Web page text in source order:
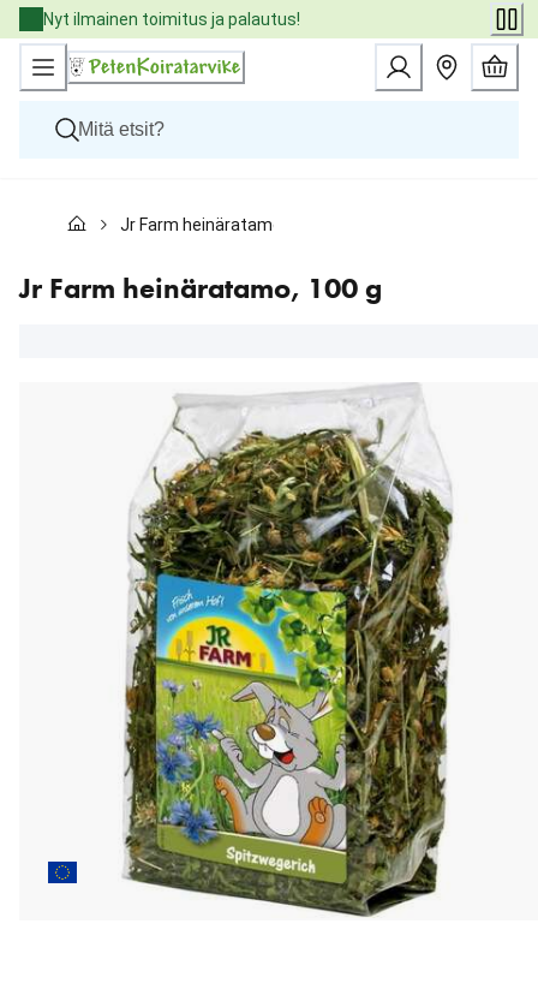
Skip
to
Content
Nyt ilmainen toimitus ja palautus!
Kissat
Eläinlääkäriruoat
Tuotemerkit
Jr Farm heinäratamo, 100 g
Jr Farm heinäratamo, 100 g